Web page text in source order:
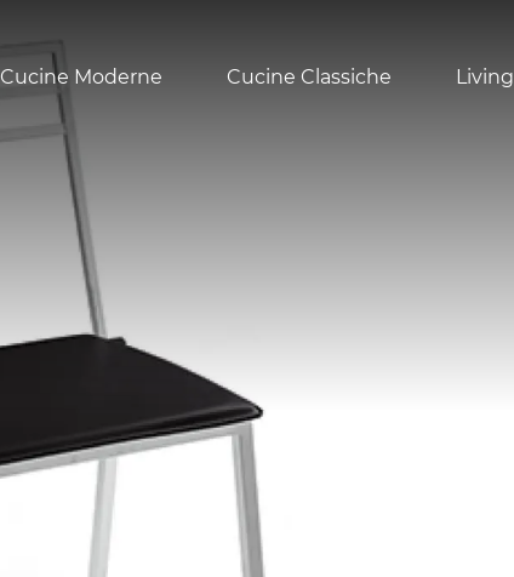
Cucine Moderne Cucine Classiche Living